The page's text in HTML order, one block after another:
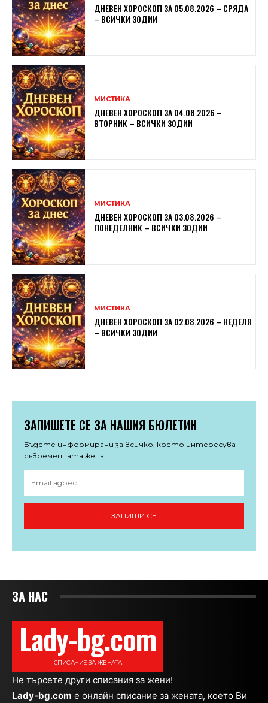
ДНЕВЕН ХОРОСКОП ЗА 05.08.2026 – СРЯДА
– ВСИЧКИ ЗОДИИ
МИСТИКА
ДНЕВЕН ХОРОСКОП ЗА 04.08.2026 –
ВТОРНИК – ВСИЧКИ ЗОДИИ
МИСТИКА
ДНЕВЕН ХОРОСКОП ЗА 03.08.2026 –
ПОНЕДЕЛНИК – ВСИЧКИ ЗОДИИ
МИСТИКА
ДНЕВЕН ХОРОСКОП ЗА 02.08.2026 – НЕДЕЛЯ
– ВСИЧКИ ЗОДИИ
ЗАПИШЕТЕ СЕ ЗА НАШИЯ БЮЛЕТИН
Бъдете информирани за всичко, което интересува
съвременната жена.
ЗАПИШИ СЕ
ЗА НАС
Lady-bg.com
СПИСАНИЕ ЗА ЖЕНАТА
Не търсете други списания за жени!
Lady-bg.com e онлайн списание за жената, което Ви